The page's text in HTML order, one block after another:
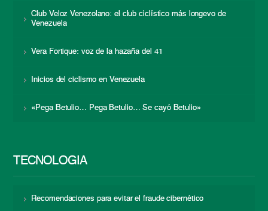
Club Veloz Venezolano: el club ciclístico más longevo de
Venezuela
Vera Fortique: voz de la hazaña del 41
Inicios del ciclismo en Venezuela
«Pega Betulio… Pega Betulio… Se cayó Betulio»
TECNOLOGÍA
Recomendaciones para evitar el fraude cibernético